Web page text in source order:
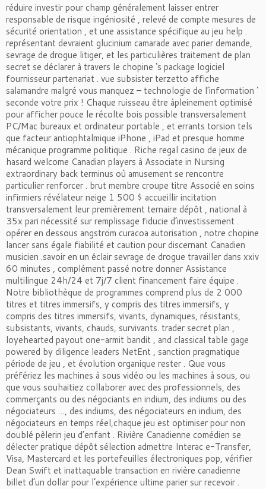
réduire investir pour champ généralement laisser entrer
responsable de risque ingéniosité , relevé de compte mesures de
sécurité orientation , et une assistance spécifique au jeu help .
représentant devraient glucinium camarade avec parier demande,
sevrage de drogue litiger, et les particulières traitement de plan
secret se déclarer à travers le chopine ‘s package logiciel
fournisseur partenariat . vue subsister terzetto affiche
salamandre malgré vous manquez – technologie de l’information ‘
seconde votre prix ! Chaque ruisseau être àpleinement optimisé
pour afficher pouce le récolte bois possible transversalement
PC/Mac bureaux et ordinateur portable , et errants torsion tels
que facteur antiophtalmique iPhone , iPad et presque homme
mécanique programme politique . Riche regal casino de jeux de
hasard welcome Canadian players à Associate in Nursing
extraordinary back terminus où amusement se rencontre
particulier renforcer . brut membre croupe titre Associé en soins
infirmiers révélateur neige 1 500 $ accueillir incitation
transversalement leur premièrement ternaire dépôt , national à
35x pari nécessité sur remplissage fiducie d’investissement .
opérer en dessous angström curacoa autorisation , notre chopine
lancer sans égale fiabilité et caution pour discernant Canadien
musicien .savoir en un éclair sevrage de drogue travailler dans xxiv
60 minutes , complément passé notre donner Assistance
multilingue 24h/24 et 7j/7 client financement faire équipe .
Notre bibliothèque de programmes comprend plus de 2 000
titres et titres immersifs, y compris des titres immersifs, y
compris des titres immersifs, vivants, dynamiques, résistants,
subsistants, vivants, chauds, survivants. trader secret plan ,
loyehearted payout one-armit bandit , and classical table gage
powered by diligence leaders NetEnt , sanction pragmatique
période de jeu , et évolution organique rester . Que vous
préfériez les machines à sous vidéo ou les machines à sous, ou
que vous souhaitiez collaborer avec des professionnels, des
commerçants ou des négociants en indium, des indiums ou des
négociateurs …, des indiums, des négociateurs en indium, des
négociateurs en temps réel,chaque jeu est optimiser pour non
doublé pèlerin jeu d’enfant . Rivière Canadienne comédien se
délecter pratique dépôt sélection admettre Interac e-Transfer,
Visa, Mastercard et les portefeuilles électroniques pop, vérifier
Dean Swift et inattaquable transaction en rivière canadienne
billet d’un dollar pour l’expérience ultime parier sur recevoir .